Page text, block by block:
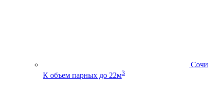
Сочи
К объем парных до 22м3